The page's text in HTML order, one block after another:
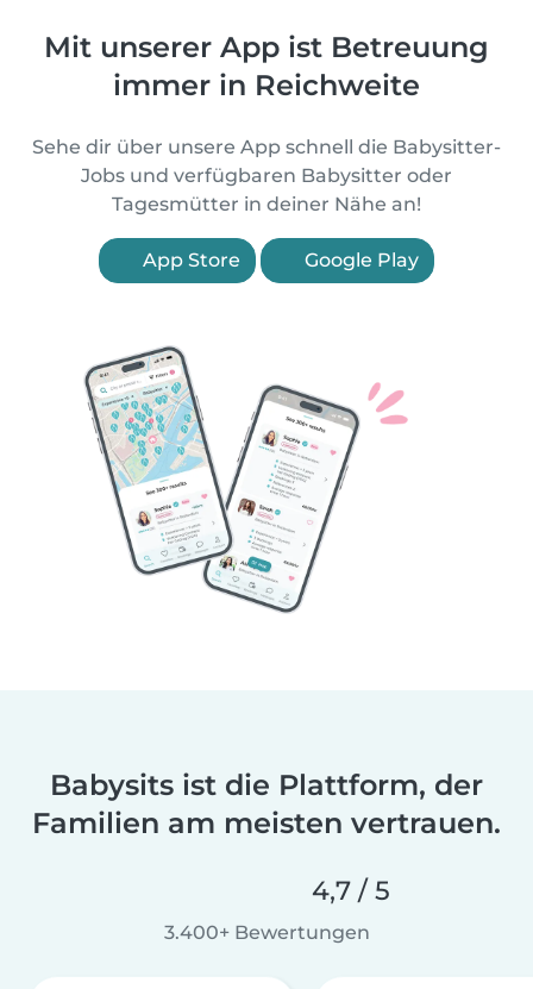
Mit unserer App ist Betreuung
immer in Reichweite
Sehe dir über unsere App schnell die Babysitter-
Jobs und verfügbaren Babysitter oder
Tagesmütter in deiner Nähe an!
App Store Google Play
Babysits ist die Plattform, der
Familien am meisten vertrauen.
4,7 / 5
3.400+ Bewertungen